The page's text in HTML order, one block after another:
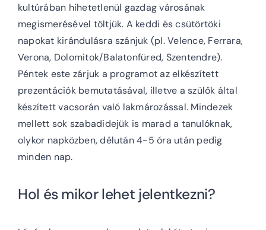
kultúrában hihetetlenül gazdag városának
megismerésével töltjük. A keddi és csütörtöki
napokat kirándulásra szánjuk (pl. Velence, Ferrara,
Verona, Dolomitok/Balatonfüred, Szentendre).
Péntek este zárjuk a programot az elkészített
prezentációk bemutatásával, illetve a szülők által
készített vacsorán való lakmározással. Mindezek
mellett sok szabadidejük is marad a tanulóknak,
olykor napközben, délután 4-5 óra után pedig
minden nap.
Hol és mikor lehet jelentkezni?